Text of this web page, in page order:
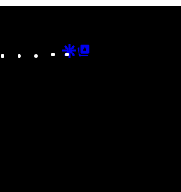
Instagram
TikTokYouTube
Google